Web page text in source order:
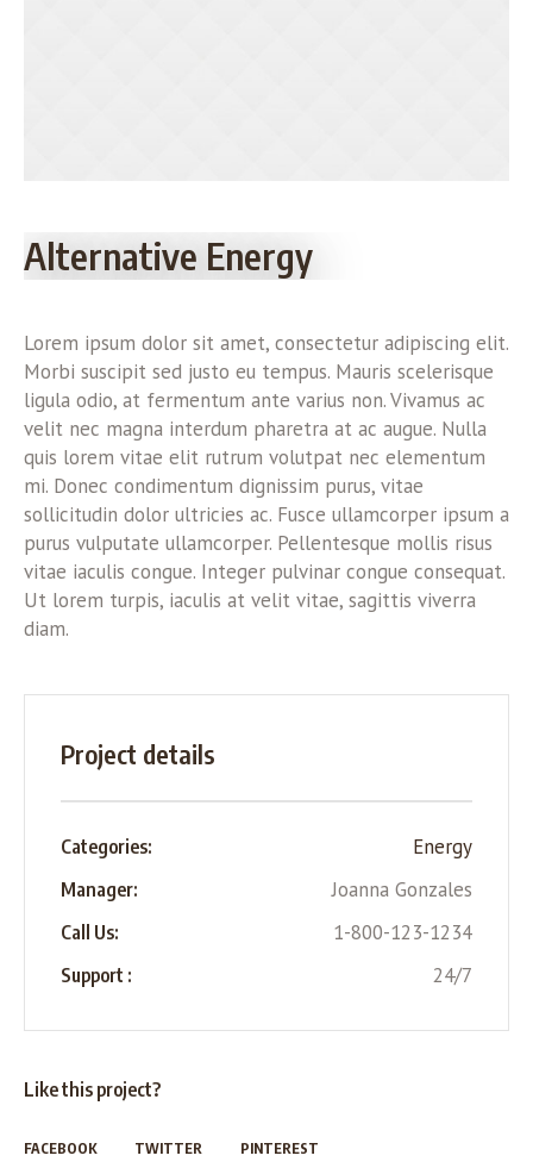
Alternative Energy
Lorem ipsum dolor sit amet, consectetur adipiscing elit.
Morbi suscipit sed justo eu tempus. Mauris scelerisque
ligula odio, at fermentum ante varius non. Vivamus ac
velit nec magna interdum pharetra at ac augue. Nulla
quis lorem vitae elit rutrum volutpat nec elementum
mi. Donec condimentum dignissim purus, vitae
sollicitudin dolor ultricies ac. Fusce ullamcorper ipsum a
purus vulputate ullamcorper. Pellentesque mollis risus
vitae iaculis congue. Integer pulvinar congue consequat.
Ut lorem turpis, iaculis at velit vitae, sagittis viverra
diam.
Project details
Categories: Energy
Manager: Joanna Gonzales
Call Us: 1-800-123-1234
Support : 24/7
Like this project?
FACEBOOK TWITTER PINTEREST